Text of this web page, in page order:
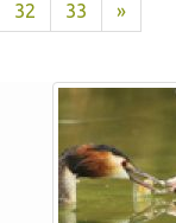
32
33 »